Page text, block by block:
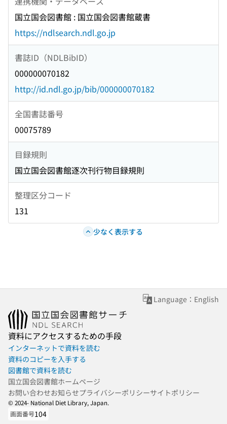
国立国会図書館 : 国立国会図書館蔵書
https://ndlsearch.ndl.go.jp
書誌ID（NDLBibID）
000000070182
http://id.ndl.go.jp/bib/000000070182
全国書誌番号
00075789
目録規則
国立国会図書館逐次刊行物目録規則
整理区分コード
131
少なく表示する
Language：English
資料にアクセスするための手段
インターネットで資料を読む
資料のコピーを入手する
図書館で資料を読む
国立国会図書館ホームページ
お問い合わせお知らせプライバシーポリシーサイトポリシー
© 2024- National Diet Library, Japan.
画面番号104